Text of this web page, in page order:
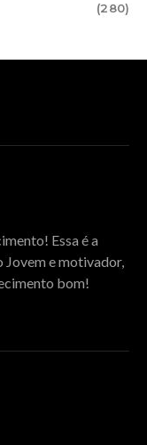
(280)
Essa é a
Jovem e motivador,
bom!